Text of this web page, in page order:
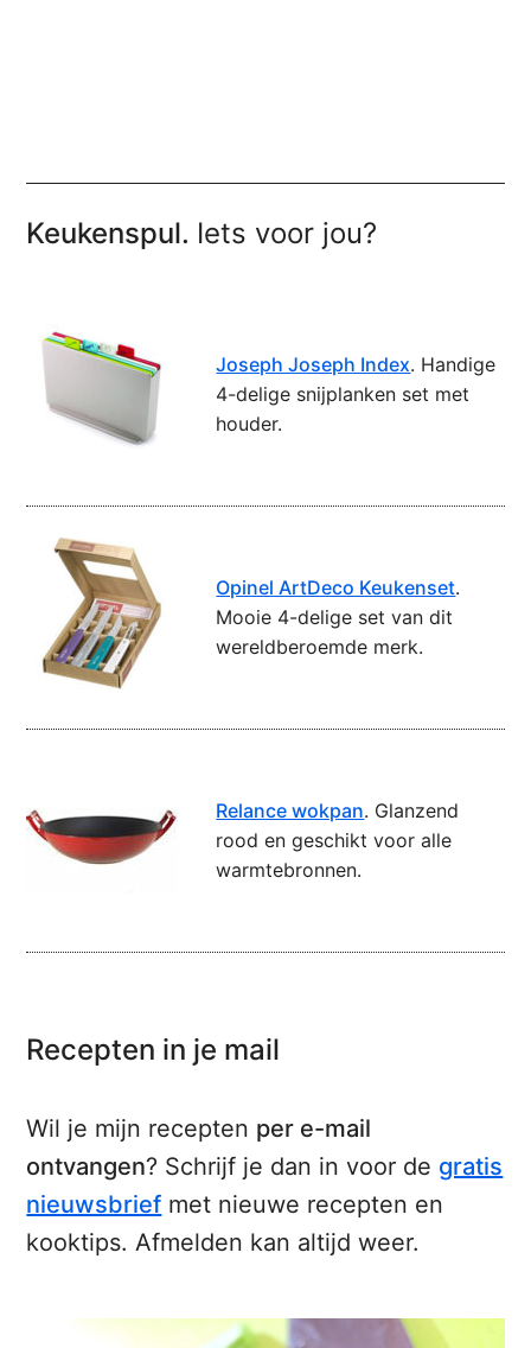
Keukenspul. Iets voor jou?
Joseph Joseph Index. Handige
4-delige snijplanken set met
houder.
Opinel ArtDeco Keukenset.
Mooie 4-delige set van dit
wereldberoemde merk.
Relance wokpan. Glanzend
rood en geschikt voor alle
warmtebronnen.
Recepten in je mail
Wil je mijn recepten per e-mail
ontvangen? Schrijf je dan in voor de gratis
nieuwsbrief met nieuwe recepten en
kooktips. Afmelden kan altijd weer.